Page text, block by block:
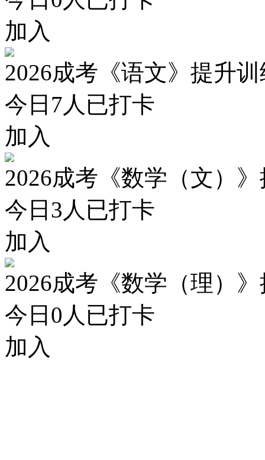
加入
2026成考《语文》提升
今日 7人已打卡
加入
2026成考《数学（文）
今日 3 人已打卡
加入
2026成考《数学（理）
今日 0 人已打卡
加入